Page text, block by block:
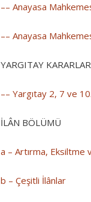
–– Anayasa
–– Anayasa
YARGITAY
–– Yargıtay 2, 7 ve
İLÂN BÖLÜMÜ
a – Artırma, Eksiltme
b – Çeşitli İlânlar